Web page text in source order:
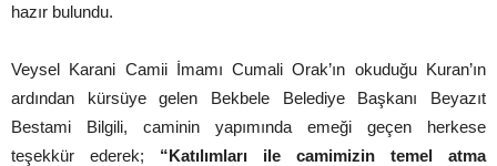
hazır bulundu.
Veysel Karani Camii İmamı Cumali Orak’ın okuduğu Kuran’ın
ardından kürsüye gelen Bekbele Belediye Başkanı Beyazıt
Bestami Bilgili, caminin yapımında emeği geçen herkese
teşekkür ederek; “Katılımları ile camimizin temel atma